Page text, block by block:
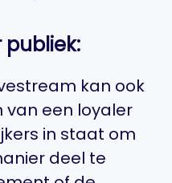
publiek:
kan ook
van een loyaler
in staat om
deel te